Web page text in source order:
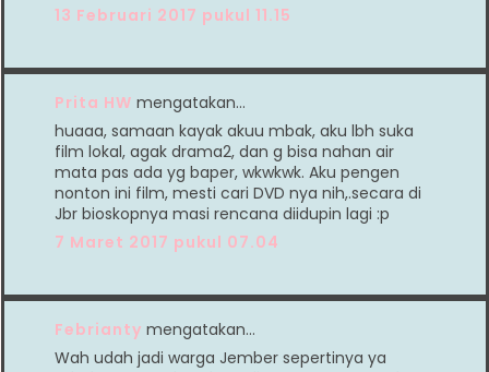
13 Februari 2017 pukul 11.15
Prita HW mengatakan…
huaaa, samaan kayak akuu mbak, aku lbh suka
film lokal, agak drama2, dan g bisa nahan air
mata pas ada yg baper, wkwkwk. Aku pengen
nonton ini film, mesti cari DVD nya nih,.secara di
Jbr bioskopnya masi rencana diidupin lagi :p
7 Maret 2017 pukul 07.04
Febrianty mengatakan…
Wah udah jadi warga Jember sepertinya ya